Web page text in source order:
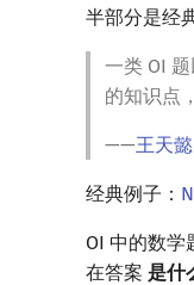
半部分是经
一类 OI
的知识点
——王天
经典例子：
OI 中的数学
在答案 是什